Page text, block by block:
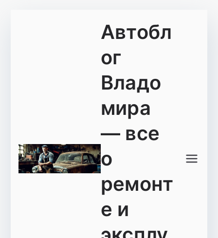
Автобл
ог
Владо
мира
— все
о
ремонт
е и